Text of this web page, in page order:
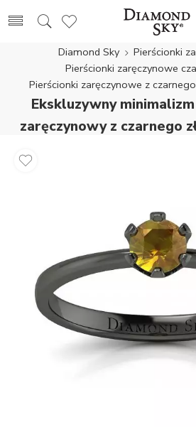
Diamond Sky
Pierścionki
Pierścionki zaręczynowe
Pierścionki zaręczynowe z
Ekskluzywny
zaręczynowy z czarnego